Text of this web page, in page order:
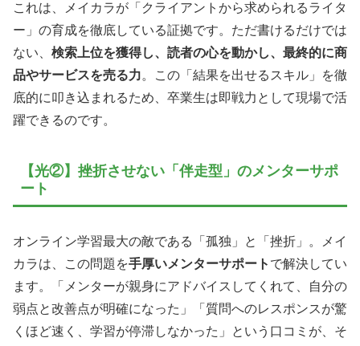
これは、メイカラが「クライアントから求められるライタ
ー」の育成を徹底している証拠です。ただ書けるだけでは
ない、 検索上位を獲得し、読者の心を動かし、最終的に商
品やサービスを売る力。この「結果を出せるスキル」を徹
底的に叩き込まれるため、卒業生は即戦力として現場で活
躍できるのです。
【光②】挫折させない「伴走型」のメンターサポ
ート
オンライン学習最大の敵である「孤独」と「挫折」。メイ
カラは、この問題を手厚いメンターサポート で解決してい
ます。「メンターが親身にアドバイスしてくれて、自分の
弱点と改善点が明確になった」「質問へのレスポンスが驚
くほど速く、学習が停滞しなかった」という口コミが、そ